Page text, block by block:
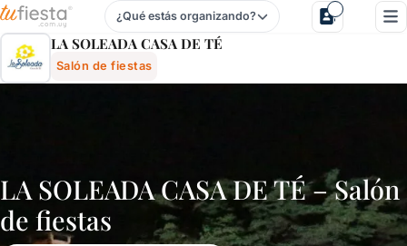
La Soleada Casa De TÉ - Salón De Fiestas En El Pinar,
¿Qué estás organizando?
LA SOLEADA CASA DE TÉ
Salón de fiestas
LA SOLEADA CASA DE TÉ – Salón
de fiestas